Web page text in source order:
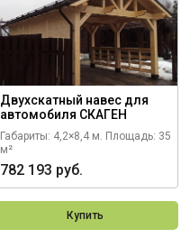
Двухскатный навес для
автомобиля СКАГЕН
Габариты: 4,2×8,4 м. Площадь: 35
м²
782 193 руб.
Купить